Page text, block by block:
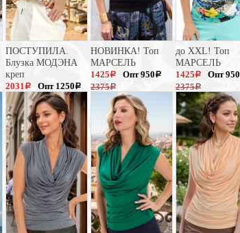
ПОСТУПИЛА.
Блузка МОДЭНА
креп
2031 a
3125 a
Опт 1250 a
НОВИНКА! Топ
МАРСЕЛЬ
1425 a
2375a
Опт 950 a
до XXL! Топ
МАРСЕЛЬ
1425 a
2375a
Опт 950